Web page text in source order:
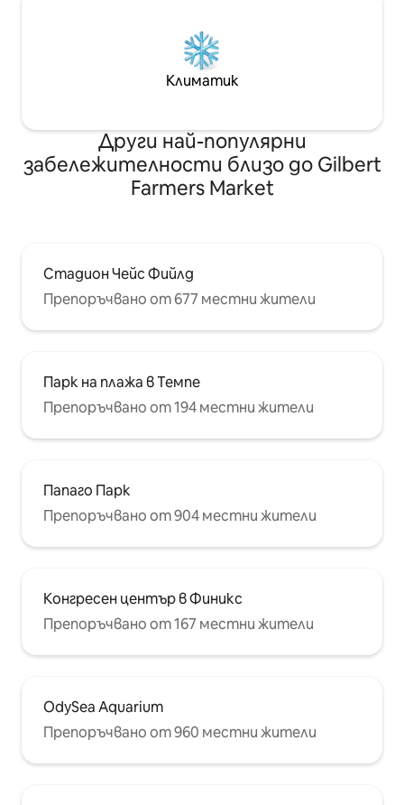
Климатик
Други най-популярни
забележителности близо до Gilbert
Farmers Market
Стадион Чейс Фийлд
Препоръчвано от 677 местни жители
Парк на плажа в Темпе
Препоръчвано от 194 местни жители
Папаго Парк
Препоръчвано от 904 местни жители
Конгресен център в Финикс
Препоръчвано от 167 местни жители
OdySea Aquarium
Препоръчвано от 960 местни жители